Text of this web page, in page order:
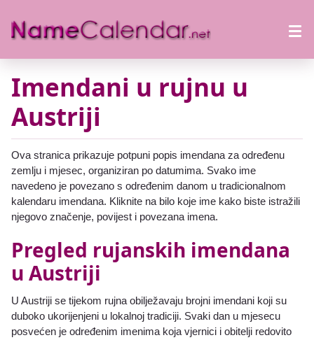
Imendani u rujnu u
Austriji
Ova stranica prikazuje potpuni popis imendana za određenu
zemlju i mjesec, organiziran po datumima. Svako ime
navedeno je povezano s određenim danom u tradicionalnom
kalendaru imendana. Kliknite na bilo koje ime kako biste istražili
njegovo značenje, povijest i povezana imena.
Pregled rujanskih imendana
u Austriji
U Austriji se tijekom rujna obilježavaju brojni imendani koji su
duboko ukorijenjeni u lokalnoj tradiciji. Svaki dan u mjesecu
posvećen je određenim imenima koja vjernici i obitelji redovito